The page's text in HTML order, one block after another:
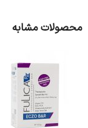
محصولات مشابه